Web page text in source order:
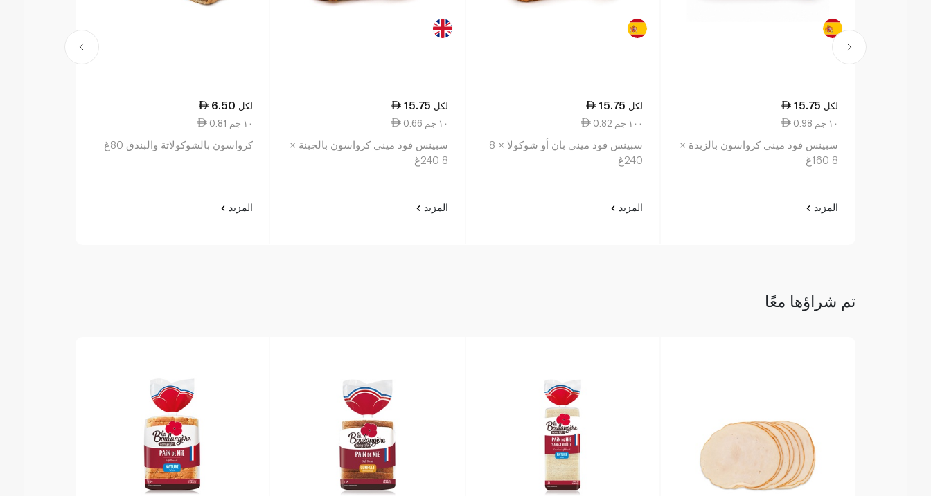
15.75 لكل
0.98 ١٠ جم
سبينس فود ميني كرواسون بالزبدة ×
8 160غ
المزيد
15.75 لكل
0.82 ١٠٠ جم
سبينس فود ميني بان أو شوكولا × 8
240غ
المزيد
15.75 لكل
0.66 ١٠ جم
سبينس فود ميني كرواسون بالجبنة ×
8 240غ
المزيد
6.50 لكل
0.81 ١٠ جم
كرواسون بالشوكولاتة والبندق 80غ
المزيد
تم شراؤها معًا